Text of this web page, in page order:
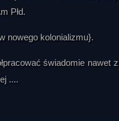
Płd.
nowego kolonializmu}.
świadomie
....